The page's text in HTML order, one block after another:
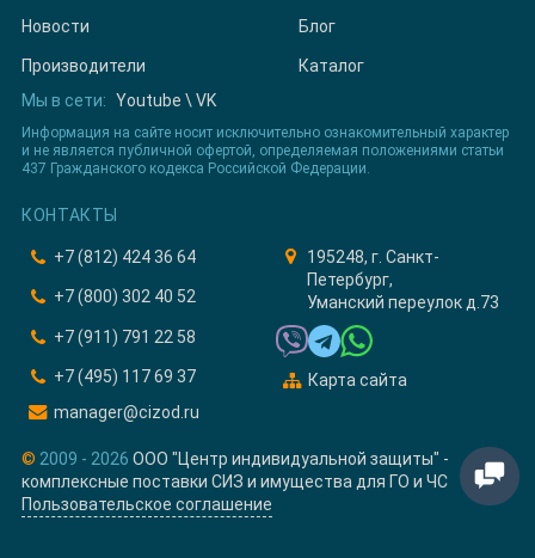
Новости Блог
Производители
Каталог
Мы в сети: Youtube \ VK
Информация на сайте носит исключительно ознакомительный характер
и не является публичной офертой, определяемая положениями статьи
437 Гражданского кодекса Российской Федерации.
КОНТАКТЫ
+7 (812) 424 36 64
+7 (800) 302 40 52
+7 (911) 791 22 58
+7 (495) 117 69 37
manager@cizod.ru
195248, г. Санкт-
Петербург,
Уманский переулок д.73
Карта сайта
© 2009 - 2026 ООО "Центр индивидуальной защиты" -
комплексные поставки СИЗ и имущества для ГО и ЧС
Пользовательское соглашение